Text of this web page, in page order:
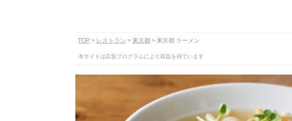
TOP レストラン 東京都 東京都 ラーメン
本サイトは広告プログラムにより収益を得ています